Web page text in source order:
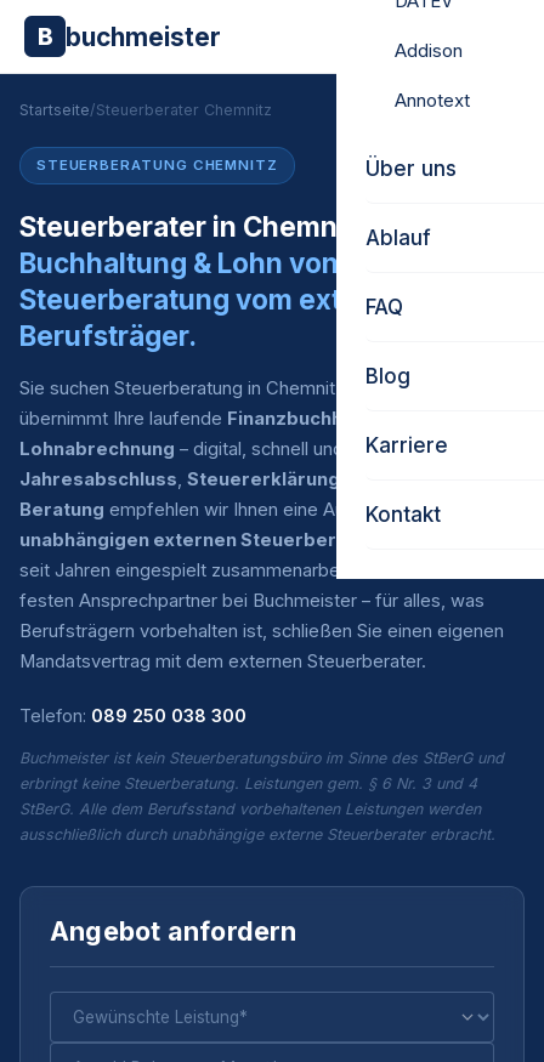
B buchmeister Addison
Annotext
Über uns
Ablauf
FAQ
Blog
Karriere
Kontakt
Startseite/Steuerberater Chemnitz
STEUERBERATUNG CHEMNITZ
Steuerberater in Chemnitz gesucht?
Buchhaltung & Lohn von uns.
Steuerberatung vom externen
Berufsträger.
Sie suchen Steuerberatung in Chemnitz? Buchmeister
übernimmt Ihre laufende Finanzbuchhaltung
Lohnabrechnung – digital, schnell und zu fairen Preisen. Für
Jahresabschluss, Steuererklärung
Beratung empfehlen wir Ihnen eine Auswahl an
unabhängigen externen Steuerberatern
seit Jahren eingespielt zusammenarbeiten. Sie haben einen
festen Ansprechpartner bei Buchmeister – für alles, was
Berufsträgern vorbehalten ist, schließen Sie einen eigenen
Mandatsvertrag mit dem externen Steuerberater.
Telefon: 089 250 038 300
Buchmeister ist kein Steuerberatungsbüro im Sinne des StBerG und
erbringt keine Steuerberatung. Leistungen gem. § 6 Nr. 3 und 4
StBerG. Alle dem Berufsstand vorbehaltenen Leistungen werden
ausschließlich durch unabhängige externe Steuerberater erbracht.
Angebot anfordern